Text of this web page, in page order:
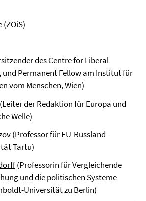
(ZOiS)
des Centre for Liberal
und Permanent Fellow am Institut für
vom Menschen, Wien)
(Leiter der Redaktion für Europa und
Welle)
(Professor für EU-Russland-
Tartu)
(Professorin für Vergleichende
und die politischen Systeme
Universität zu Berlin)